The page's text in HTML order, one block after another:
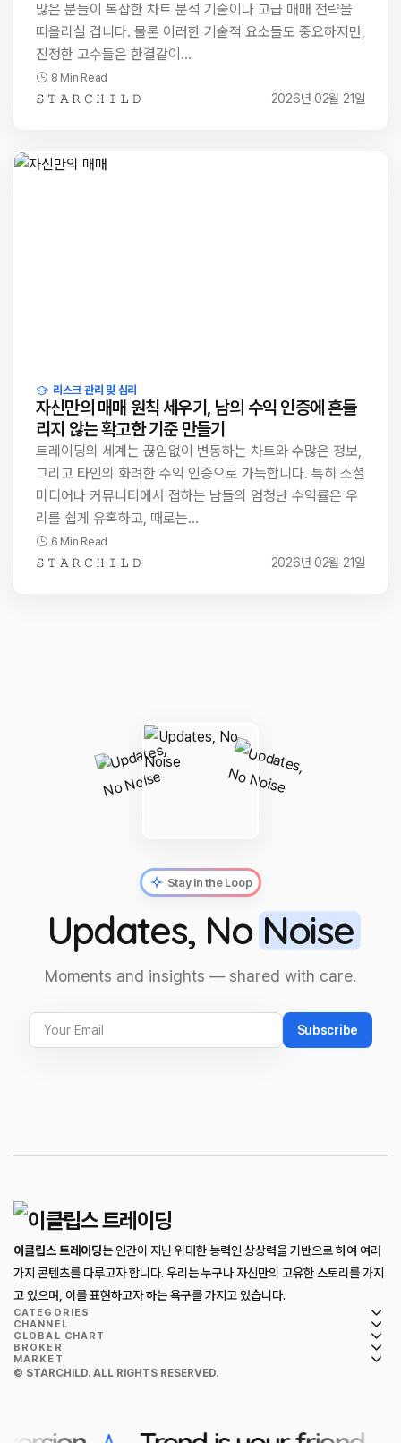
많은 분들이 복잡한 차트 분석 기술이나 고급 매매 전략을
떠올리실 겁니다. 물론 이러한 기술적 요소들도 중요하지만,
진정한 고수들은 한결같이…
8 Min Read
𝚂 𝚃 𝙰 𝚁 𝙲 𝙷 𝙸 𝙻 𝙳 2026년 02월 21일
리스크 관리 및 심리
자신만의 매매 원칙 세우기, 남의 수익 인증에 흔들
리지 않는 확고한 기준 만들기
트레이딩의 세계는 끊임없이 변동하는 차트와 수많은 정보,
그리고 타인의 화려한 수익 인증으로 가득합니다. 특히 소셜
미디어나 커뮤니티에서 접하는 남들의 엄청난 수익률은 우
리를 쉽게 유혹하고, 때로는…
6 Min Read
𝚂 𝚃 𝙰 𝚁 𝙲 𝙷 𝙸 𝙻 𝙳 2026년 02월 21일
Stay in the Loop
Updates, NoNoise
Moments and insights — shared with care.
Subscribe
이클립스 트레이딩는 인간이 지닌 위대한 능력인 상상력을 기반으로 하여 여러
가지 콘텐츠를 다루고자 합니다. 우리는 누구나 자신만의 고유한 스토리를 가지
고 있으며, 이를 표현하고자 하는 욕구를 가지고 있습니다.
CATEGORIES
CHANNEL
GLOBAL CHART
BROKER
MARKET
© STARCHILD. ALL RIGHTS RESERVED.